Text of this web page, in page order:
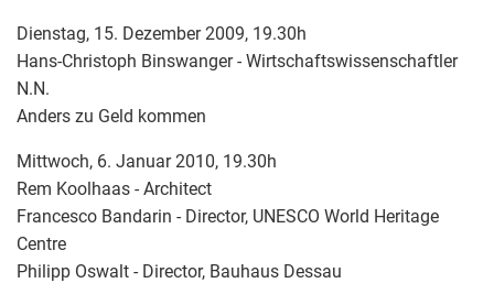
Dienstag, 15. Dezember 2009, 19.30h
Hans-Christoph Binswanger - Wirtschaftswissenschaftler
N.N.
Anders zu Geld kommen
Mittwoch, 6. Januar 2010, 19.30h
Rem Koolhaas - Architect
Francesco Bandarin - Director, UNESCO World Heritage
Centre
Philipp Oswalt - Director, Bauhaus Dessau